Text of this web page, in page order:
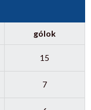
gólok
15
7